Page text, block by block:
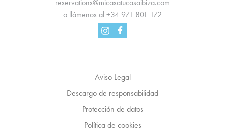
o llámenos al+34 971 801 172
InstagramFacebook
Aviso Legal
Descargo de responsabilidad
Protección de datos
Política de cookies